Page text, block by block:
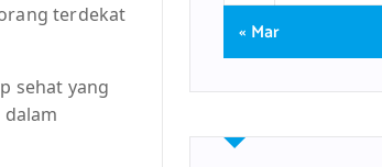
terdekat
sehat yang
« Mar